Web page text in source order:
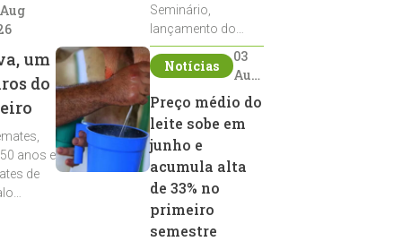
um
do
anos e
de
Seminário,
lançamento do
Sumário de Touros,
debates, podcast,
reprodutores e
homenagens
integram a
programação da
entidade durante a
ExpoGenética 2026
Notícias
03
Aug
2026
Preço médio do
leite sobe em
junho e
acumula alta
de 33% no
primeiro
semestre